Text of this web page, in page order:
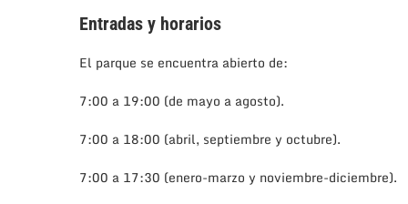
Entradas y horarios
El parque se encuentra abierto de:
7:00 a 19:00 (de mayo a agosto).
7:00 a 18:00 (abril, septiembre y octubre).
7:00 a 17:30 (enero-marzo y noviembre-diciembre).